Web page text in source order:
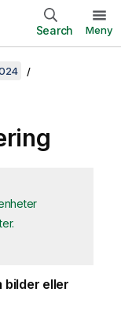
Search Meny
bilder eller